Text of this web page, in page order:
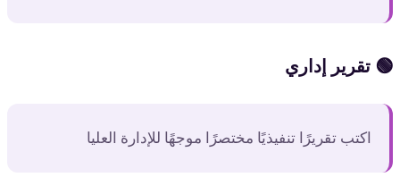
🟢 تقرير إداري
اكتب تقريرًا تنفيذيًا مختصرًا موجهًا للإدارة العليا